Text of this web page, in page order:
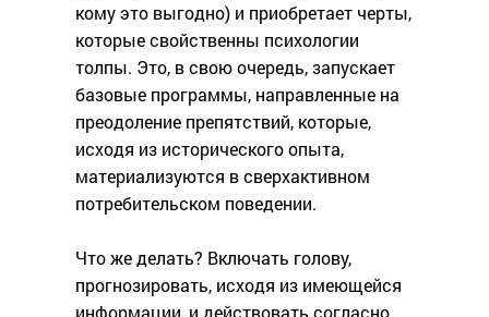
кому это выгодно) и приобретает черты,
которые свойственны психологии
толпы. Это, в свою очередь, запускает
базовые программы, направленные на
преодоление препятствий, которые,
исходя из исторического опыта,
материализуются в сверхактивном
потребительском поведении.
Что же делать? Включать голову,
прогнозировать, исходя из имеющейся